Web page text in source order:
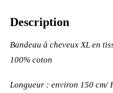
Description
Bandeau à cheveux XL en
100% coton
Longueur : environ 150 cm/